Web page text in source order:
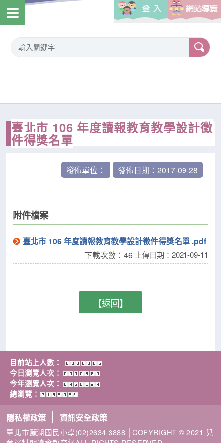
臺北市 106 年度讀報教育教學設計徵
件得獎名單
發佈單位： 發佈日期：2017-09-28
附件檔案
臺北市 106 年度讀報教育教學設計徵件得獎名單 .pdf
上傳日期：2021-09-11
下載次數：46
【返回】
目前站上人數：
今日瀏覽人次：
今年瀏覽人次：
總瀏覽：
隱私權政策 資訊安全政策
臺北市麗湖國民小學(02)2634-3888 │COPYRIGHT © 2021 兒